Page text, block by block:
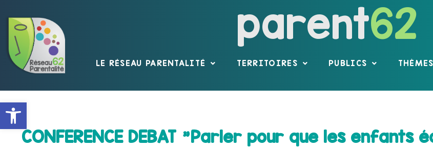
Ouvrir la barre d’outils
parent62
LE RÉSEAU PARENTALITÉ TERRITOIRES PUBLICS THÈMES
CONFERENCE DEBAT "Parler pour que les enfants